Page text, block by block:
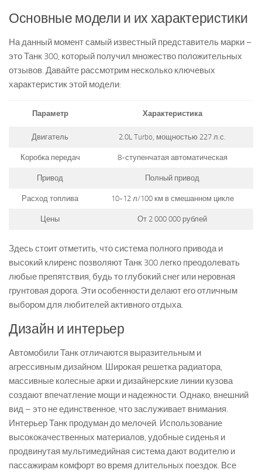
Основные модели и их характеристики
На данный момент самый известный представитель марки –
это Танк 300, который получил множество положительных
отзывов. Давайте рассмотрим несколько ключевых
характеристик этой модели:
Параметр Характеристика
Двигатель 2.0L Turbo, мощностью 227 л.с.
Коробка передач 8-ступенчатая автоматическая
Привод Полный привод
Расход топлива 10-12 л/100 км в смешанном цикле
Цены От 2 000 000 рублей
Здесь стоит отметить, что система полного привода и
высокий клиренс позволяют Танк 300 легко преодолевать
любые препятствия, будь то глубокий снег или неровная
грунтовая дорога. Эти особенности делают его отличным
выбором для любителей активного отдыха.
Дизайн и интерьер
Автомобили Танк отличаются выразительным и
агрессивным дизайном. Широкая решетка радиатора,
массивные колесные арки и дизайнерские линии кузова
создают впечатление мощи и надежности. Однако, внешний
вид – это не единственное, что заслуживает внимания.
Интерьер Танк продуман до мелочей. Использование
высококачественных материалов, удобные сиденья и
продвинутая мультимедийная система дают водителю и
пассажирам комфорт во время длительных поездок. Все